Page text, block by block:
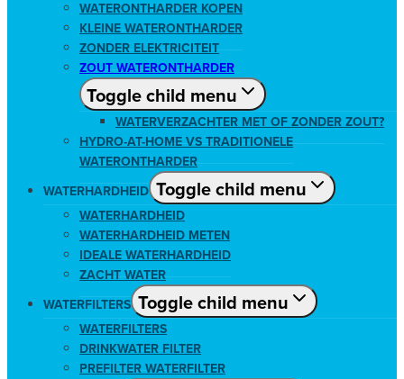
WATERONTHARDER KOPEN
KLEINE WATERONTHARDER
ZONDER ELEKTRICITEIT
ZOUT WATERONTHARDER
Toggle child menu
WATERVERZACHTER MET OF ZONDER ZOUT?
HYDRO-AT-HOME VS TRADITIONELE
WATERONTHARDER
WATERHARDHEID Toggle child menu
WATERHARDHEID
WATERHARDHEID METEN
IDEALE WATERHARDHEID
ZACHT WATER
WATERFILTERS Toggle child menu
WATERFILTERS
DRINKWATER FILTER
PREFILTER WATERFILTER